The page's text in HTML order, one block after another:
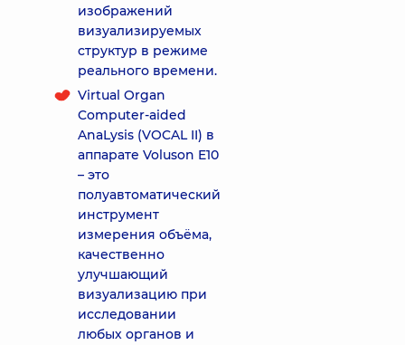
изображений
визуализируемых
структур в режиме
реального времени.
Virtual Organ
Computer-aided
AnaLysis (VOCAL II) в
аппарате Voluson E10
– это
полуавтоматический
инструмент
измерения объёма,
качественно
улучшающий
визуализацию при
исследовании
любых органов и